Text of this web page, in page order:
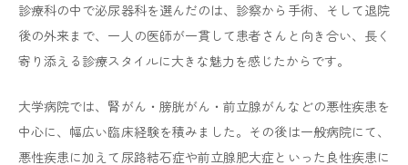
◆自己負担額
・生ワクチン（ビケン） 3,000円 流山市
・生ワクチン（ビケン） 2,500円 柏市
で15,000円）流山市 柏市
・生ワクチン（ビケン）は１回分、組み換えワクチン
（シングリックス）は２回分が補助の対象となります。
診療科の中で泌尿器科を選んだのは、診察から手術、そして退院
後の外来まで、一人の医師が一貫して患者さんと向き合い、長く
寄り添える診療スタイルに大きな魅力を感じたからです。
大学病院では、腎がん・膀胱がん・前立腺がんなどの悪性疾患を
中心に、幅広い臨床経験を積みました。その後は一般病院にて、
悪性疾患に加えて尿路結石症や前立腺肥大症といった良性疾患に